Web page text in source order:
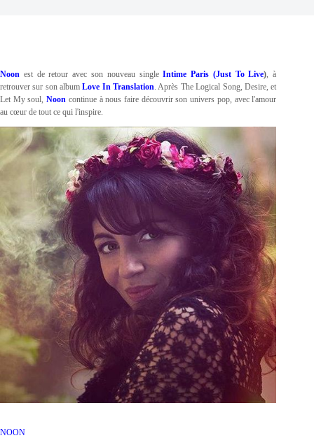
Noon est de retour avec son nouveau singleIntime Paris (Just To Live), à
retrouver sur son albumLove In Translation. Après The Logical Song, Desire, et
Let My soul,Noon continue à nous faire découvrir son univers pop, avec l'amour
au cœur de tout ce qui l'inspire.
NOON